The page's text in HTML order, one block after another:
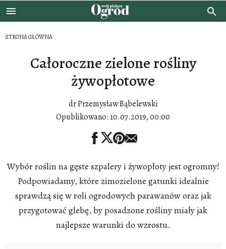
STRONA GŁÓWNA
Całoroczne zielone rośliny
żywopłotowe
dr Przemysław Bąbelewski
Opublikowano: 10.07.2019, 00:00
Wybór roślin na gęste szpalery i żywopłoty jest ogromny!
Podpowiadamy, które zimozielone gatunki idealnie
sprawdzą się w roli ogrodowych parawanów oraz jak
przygotować glebę, by posadzone rośliny miały jak
najlepsze warunki do wzrostu.